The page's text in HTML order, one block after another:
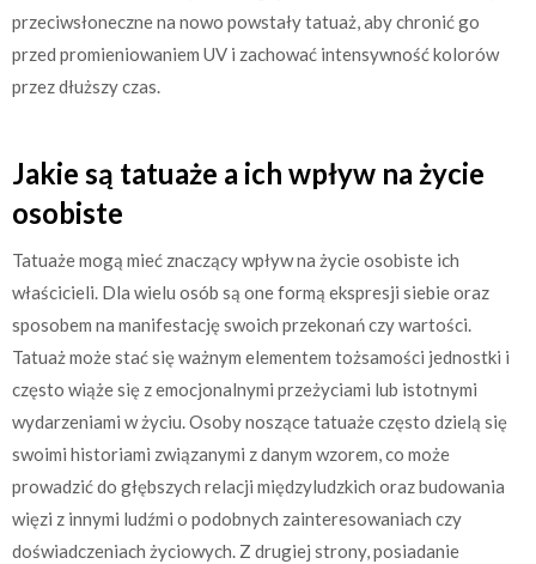
przeciwsłoneczne na nowo powstały tatuaż, aby chronić go
przed promieniowaniem UV i zachować intensywność kolorów
przez dłuższy czas.
Jakie są tatuaże a ich wpływ na życie
osobiste
Tatuaże mogą mieć znaczący wpływ na życie osobiste ich
właścicieli. Dla wielu osób są one formą ekspresji siebie oraz
sposobem na manifestację swoich przekonań czy wartości.
Tatuaż może stać się ważnym elementem tożsamości jednostki i
często wiąże się z emocjonalnymi przeżyciami lub istotnymi
wydarzeniami w życiu. Osoby noszące tatuaże często dzielą się
swoimi historiami związanymi z danym wzorem, co może
prowadzić do głębszych relacji międzyludzkich oraz budowania
więzi z innymi ludźmi o podobnych zainteresowaniach czy
doświadczeniach życiowych. Z drugiej strony, posiadanie